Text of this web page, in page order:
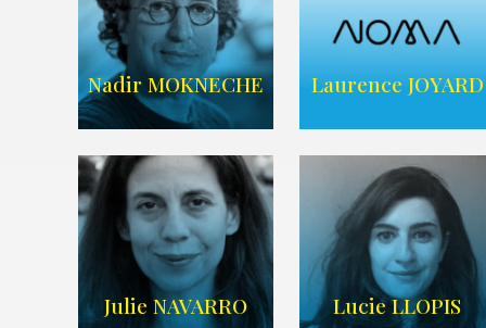
ARDA
Nadir MOKNECHE
Imdb, Wikipedia
Laurence JOYARD
AGENCE NOMA
TALENTS
Julie NAVARRO Lucie LLOPIS